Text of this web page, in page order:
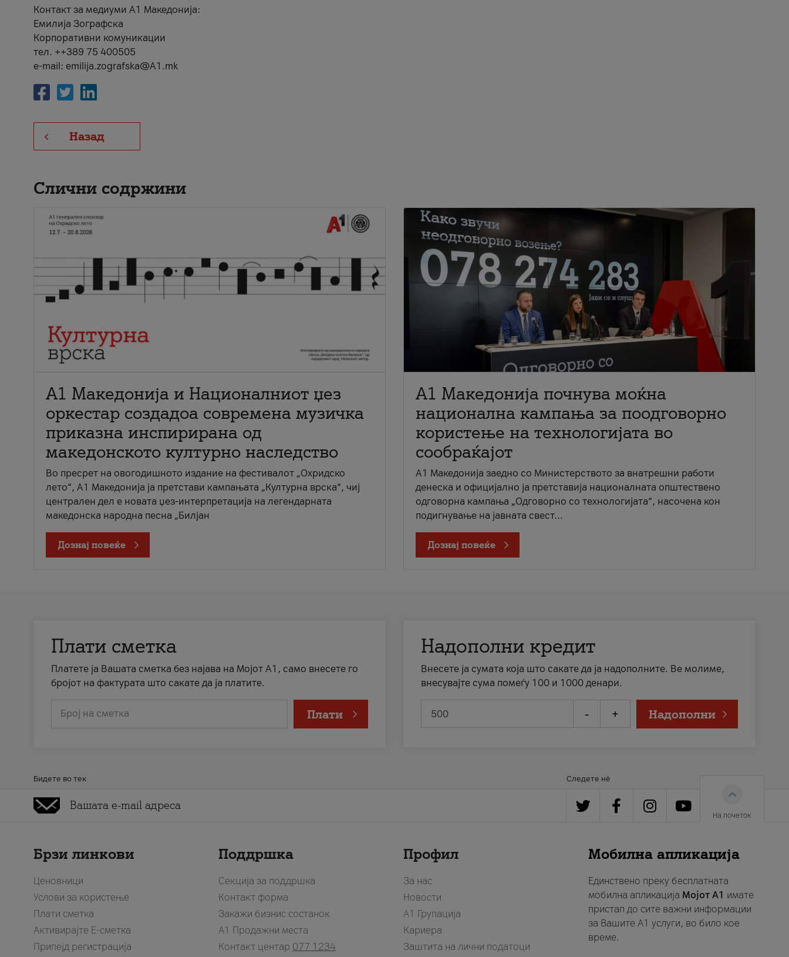
Контакт за медиуми А1 Македонија:
Емилија Зографска
Корпоративни комуникации
тел. ++389 75 400505
e-mail: emilija.zografska@A1.mk
Назад
Слични содржини
А1 Македонија и Националниот џез
оркестар создадоа современа музичка
приказна инспирирана од
македонското културно наследство
Во пресрет на овогодишното издание на фестивалот „Охридско
лето“, А1 Македонија ја претстави кампањата „Културна врска“, чиј
централен дел е новата џез-интерпретација на легендарната
македонска народна песна „Билјан
Дознај повеќе
A1 Македонија почнува моќна
национална кампања за поодговорно
користење на технологијата во
сообраќајот
A1 Македонија заедно со Министерството за внатрешни работи
денеска и официјално ја претставија националната општествено
одговорна кампања „Одговорно со технологијата“, насочена кон
подигнување на јавната свест...
Дознај повеќе
Плати сметка
Платете ја Вашата сметка без најава на Мојот А1, само внесете го
бројот на фактурата што сакате да ја платите.
Број на сметка Плати
Надополни кредит
Внесете ја сумата која што сакате да ја надополните. Ве молиме,
внесувајте сума помеѓу 100 и 1000 денари.
- + Надополни
Бидете во тек Следете нè
На почеток
Брзи линкови
Ценовници
Услови за користење
Плати сметка
Активирајте Е-сметка
Припејд регистрација
Поддршка
Секција за поддршка
Контакт форма
Закажи бизнис состанок
A1 Продажни места
Контакт центар 077 1234
Профил
За нас
Новости
А1 Групација
Кариера
Заштита на лични податоци
Мобилна апликација
Единствено преку бесплатната
мобилна апликација Мојот A1 имате
пристап до сите важни информации
за Вашите A1 услуги, во било кое
време.